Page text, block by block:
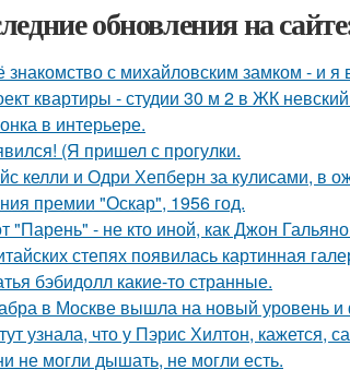
обновления на
знакомство с михайловским замком - и я
квартиры - студии 30 м 2 в ЖК
в интерьере.
(Я пришел с прогулки.
келли и Одри Хепберн за кулисами, в
премии "Оскар", 1956 год.
"Парень" - не кто иной, как Джон
степях появилась картинная
бэбидолл какие-то странные.
в Москве вышла на новый уровень и
узнала, что у Пэрис Хилтон, кажется,
не могли дышать, не могли есть.